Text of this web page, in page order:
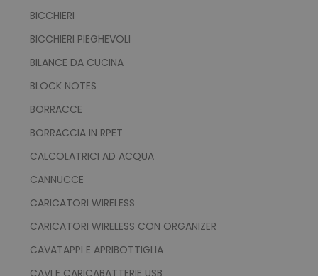
BICCHIERI
BICCHIERI PIEGHEVOLI
BILANCE DA CUCINA
BLOCK NOTES
BORRACCE
BORRACCIA IN RPET
CALCOLATRICI AD ACQUA
CANNUCCE
CARICATORI WIRELESS
CARICATORI WIRELESS CON ORGANIZER
CAVATAPPI E APRIBOTTIGLIA
CAVI E CARICABATTERIE USB